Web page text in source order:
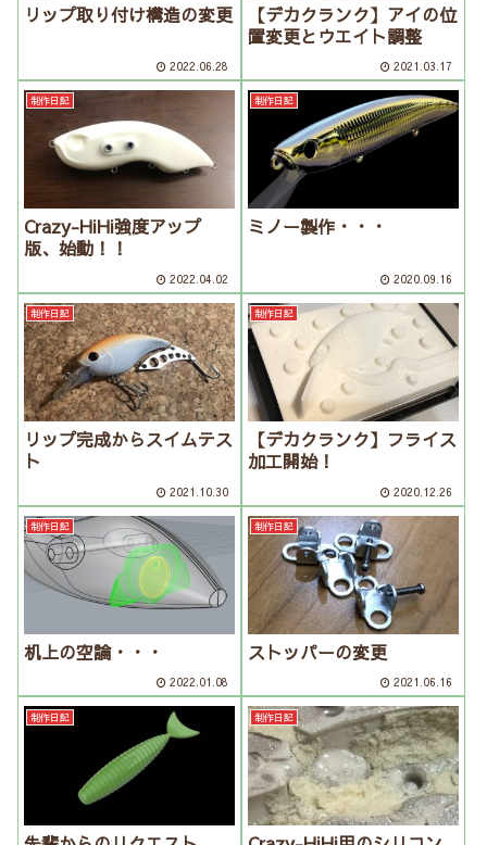
リップ取り付け構造の変更
2022.06.28
【デカクランク】アイの位
置変更とウエイト調整
2021.03.17
制作日記
Crazy-HiHi強度アップ
版、始動！！
2022.04.02
制作日記
ミノー製作・・・
2020.09.16
制作日記
リップ完成からスイムテス
ト
2021.10.30
制作日記
【デカクランク】フライス
加工開始！
2020.12.26
制作日記
机上の空論・・・
2022.01.08
制作日記
ストッパーの変更
2021.06.16
制作日記 制作日記